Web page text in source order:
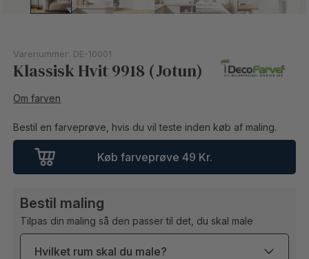
Varenummer: DE-10001
Klassisk Hvit 9918 (Jotun)
Om farven
Bestil en farveprøve, hvis du vil teste inden køb af maling.
Køb farveprøve 49 Kr.
Bestil maling
Tilpas din maling så den passer til det, du skal male
Hvilket rum skal du male?